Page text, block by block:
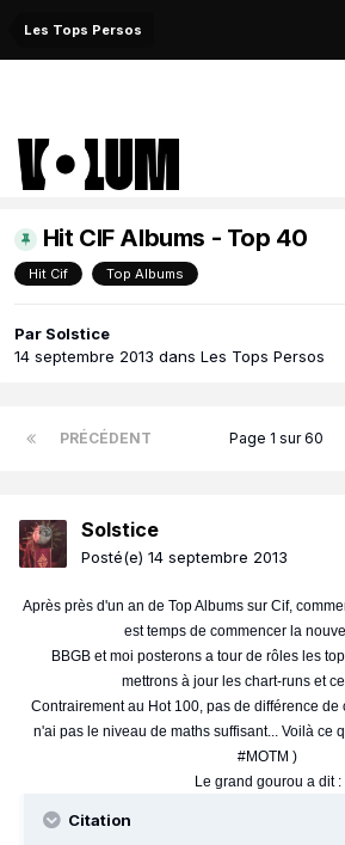
Les Tops Persos
Hit CIF Albums - Top 40
Hit Cif Top Albums
Par Solstice
14 septembre 2013 dans Les Tops Persos
PRÉCÉDENT Page 1 sur 60
Solstice
Posté(e) 14 septembre 2013
Après près d'un an de Top Albums sur Cif,
est temps de commencer la
BBGB et moi posterons a tour de rôles les
mettrons à jour les chart-runs et
Contrairement au Hot 100, pas de différence de
n'ai pas le niveau de maths suffisant... Voilà ce
#MOTM )
Le grand gourou a dit :
Citation